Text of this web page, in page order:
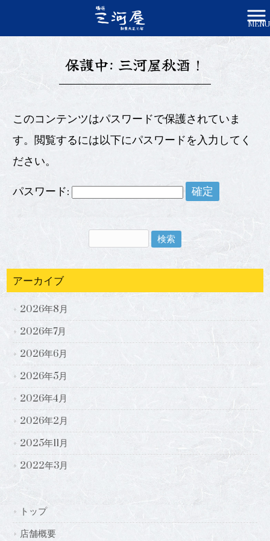
MENU
三河屋秋酒！
保護中: 三河屋秋酒！
このコンテンツはパスワードで保護されていま
す。閲覧するには以下にパスワードを入力してく
ださい。
パスワード:
アーカイブ
2026年8月
2026年7月
2026年6月
2026年5月
2026年4月
2026年2月
2025年11月
2022年3月
トップ
店舗概要